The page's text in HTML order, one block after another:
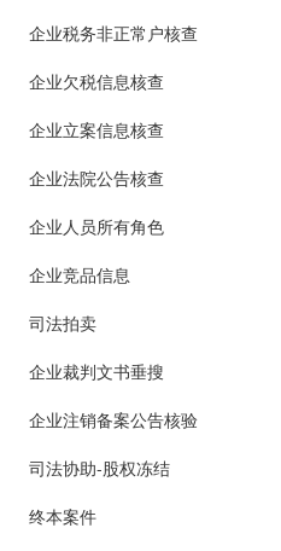
企业税务非正常户核查
企业欠税信息核查
企业立案信息核查
企业法院公告核查
企业人员所有角色
企业竞品信息
司法拍卖
企业裁判文书垂搜
企业注销备案公告核验
司法协助-股权冻结
终本案件